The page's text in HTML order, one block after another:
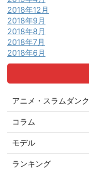
2018年12月
2018年9月
2018年8月
2018年7月
2018年6月
アニメ・スラムダンク
コラム
モデル
ランキング